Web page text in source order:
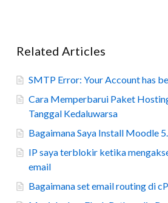
Related Articles
SMTP Error: Your Account has
Cara Memperbarui Paket
Tanggal Kedaluwarsa
Bagaimana Saya Install Moodle
IP saya terblokir ketika
email
Bagaimana set email routing di